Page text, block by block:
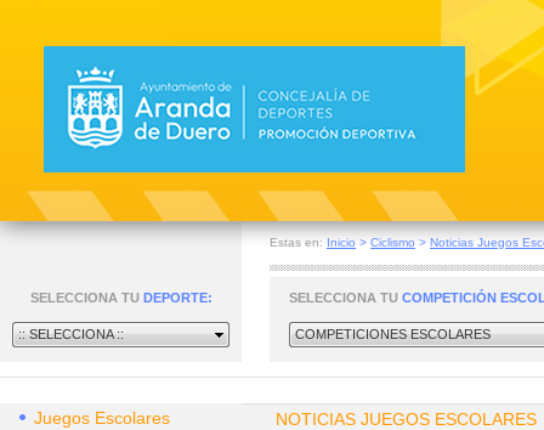
Estas en: Inicio > Ciclismo > Noticias Juegos
SELECCIONA TU DEPORTE:
:: SELECCIONA ::
SELECCIONA TU COMPETICIÓN
COMPETICIONES ESCOLARES
Juegos Escolares NOTICIAS JUEGOS ESCOLARES